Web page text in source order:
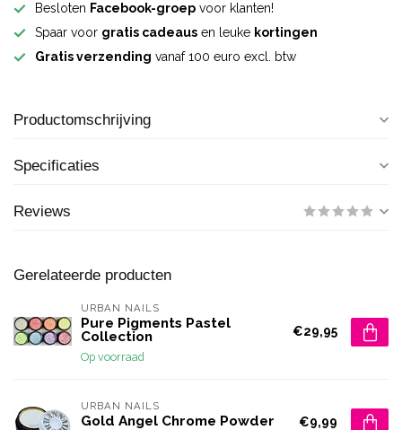
Besloten Facebook-groep voor klanten!
Spaar voor gratis cadeaus en leuke kortingen
Gratis verzending vanaf 100 euro excl. btw
Productomschrijving
Specificaties
Reviews
Gerelateerde producten
URBAN NAILS
Pure Pigments Pastel
Collection
Op voorraad
€29,95
URBAN NAILS
Gold Angel Chrome Powder €9,99